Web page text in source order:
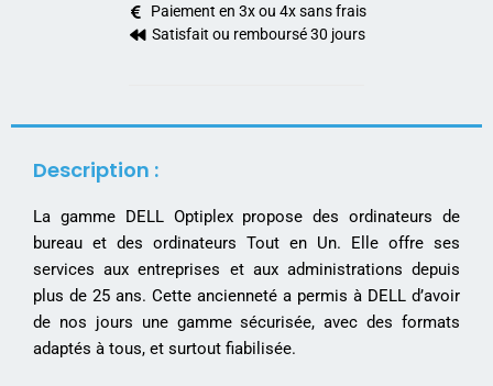
Paiement en 3x ou 4x sans frais
Satisfait ou remboursé 30 jours
Description :
La gamme DELL Optiplex propose des ordinateurs de
bureau et des ordinateurs Tout en Un. Elle offre ses
services aux entreprises et aux administrations depuis
plus de 25 ans. Cette ancienneté a permis à DELL d’avoir
de nos jours une gamme sécurisée, avec des formats
adaptés à tous, et surtout fiabilisée.